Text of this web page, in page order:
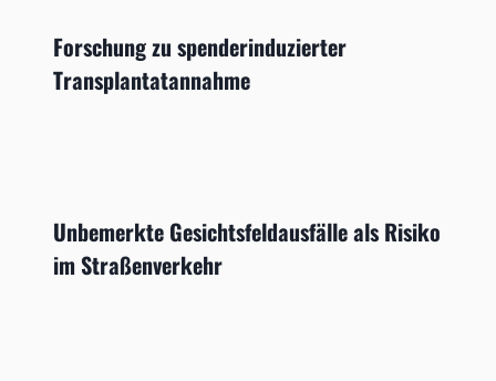
Forschung zu spenderinduzierter
Transplantatannahme
Unbemerkte Gesichtsfeldausfälle als Risiko
im Straßenverkehr